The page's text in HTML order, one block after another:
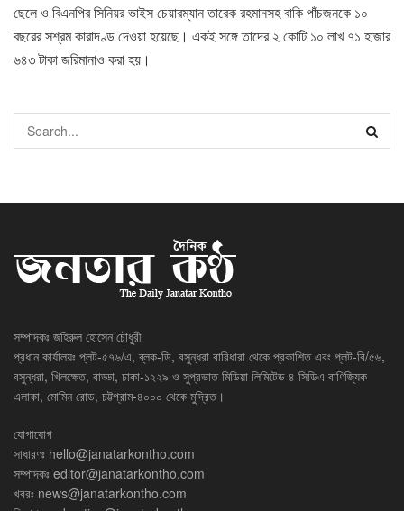
ছেলে ও বিএনপির সিনিয়র ভাইস চেয়ারম্যান তারেক রহমানসহ বাকি পাঁচজনকে ১০
বছরের সশ্রম কারাদণ্ড দেওয়া হয়েছে। একই সঙ্গে তাদের ২ কোটি ১০ লাখ ৭১ হাজার
৬৪৩ টাকা জরিমানাও করা হয়।
সম্পাদকঃ জহিরুল হোসেন চৌধুরী
প্রধান কার্যালয়ঃ প্লট-৫৭৬/এ, ব্লক-ডি, বসুন্ধরা বারিধারা থেকে প্রকাশিত এবং প্লট-বি/৫৬,
বসুন্ধরা, খিলক্ষেত, বাড্ডা, ঢাকা-১২২৯ ও সুপ্রভাত মিডিয়া লিমিটেড ৪ সিডিএ বাণিজ্যিক
এলাকা, মোমিন রোড, চট্টগ্রাম-৪০০০ থেকে মুদ্রিত।
যোগাযোগ
সাধারণঃ hello@janatarkontho.com
সম্পাদকঃ editor@janatarkontho.com
খবরঃ news@janatarkontho.com